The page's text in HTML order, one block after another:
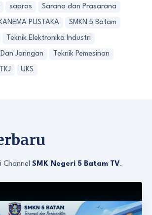
sapras Sarana dan Prasarana
PUSTAKA SMKN 5 Batam
Teknik Elektronika Industri
Dan Jaringan Teknik Pemesinan
TKJ UKS
SMK Negeri 5 Batam TV.